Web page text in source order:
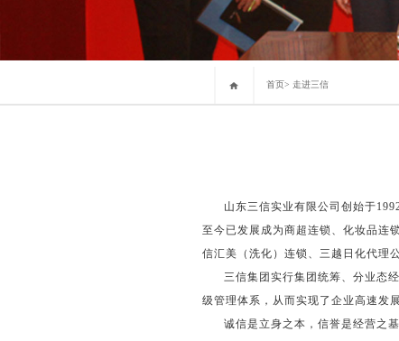
首页> 走进三信
山东三信实业有限公司创始于1992
至今已发展成为商超连锁、化妆品连
信汇美（洗化）连锁、三越日化代理
三信集团实行集团统筹、分业态经
级管理体系，从而实现了企业高速发展
诚信是立身之本，信誉是经营之基